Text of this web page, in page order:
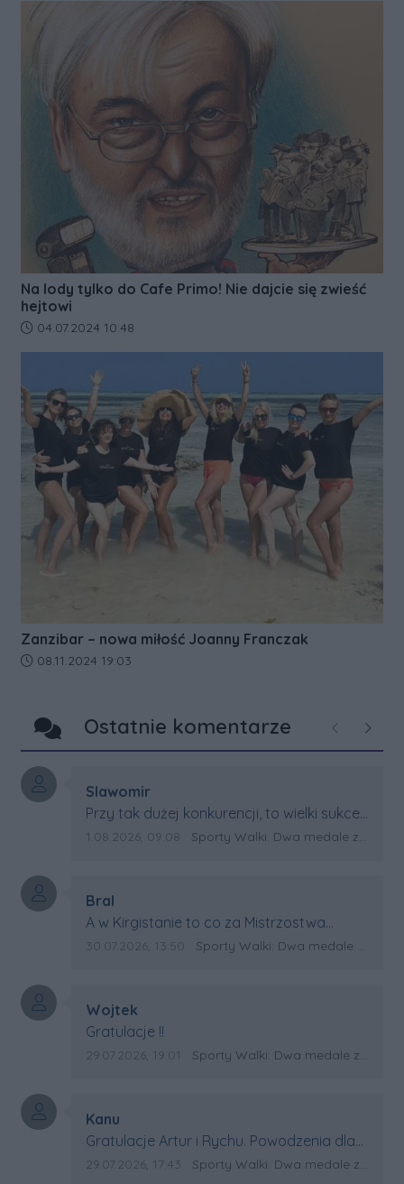
Na lody tylko do Cafe Primo! Nie dajcie się zwieść
hejtowi
Data dodania artykułu:
04.07.2024 10:48
Zanzibar – nowa miłość Joanny Franczak
Data dodania artykułu:
08.11.2024 19:03
Ostatnie komentarze Poprzednie
Autor komentarza:
Slawomir
Treść komentarza:
Przy tak dużej konkurencji, to wielki sukces
Artura. Gratulacje !
Data dodania komentarza:
1.08.2026, 09:08 Źródło komentarza:
Sporty Walki: Dwa medale za oceanem
Autor komentarza:
Bral
Treść komentarza:
A w Kirgistanie to co za Mistrzostwa
Swiata?
Data dodania komentarza:
30.07.2026, 13:50 Źródło komentarza:
Sporty Walki: Dwa medale za oceanem
Autor komentarza:
Wojtek
Treść komentarza:
Gratulacje !!
Data dodania komentarza:
29.07.2026, 19:01 Źródło komentarza:
Sporty Walki: Dwa medale za oceanem
Autor komentarza:
Kanu
Treść komentarza:
Gratulacje Artur i Rychu. Powodzenia dla
Kirgistanu.
Data dodania komentarza:
29.07.2026, 17:43 Źródło komentarza:
Sporty Walki: Dwa medale za oceanem